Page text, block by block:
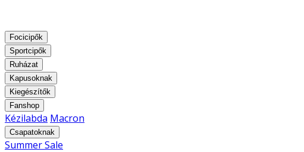
Focicipők
Sportcipők
Ruházat
Kapusoknak
Kiegészítők
Fanshop
Kézilabda Macron
Csapatoknak
Summer Sale